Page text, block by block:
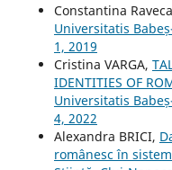
Constantina
Universitatis
1, 2019
Cristina VARGA,
IDENTITIES OF
Universitatis
4, 2022
Alexandra BRICI,
românesc în